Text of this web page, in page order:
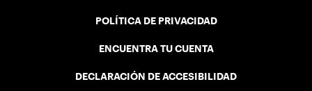
POLÍTICA DE PRIVACIDAD
ENCUENTRA TU CUENTA
DECLARACIÓN DE ACCESIBILIDAD